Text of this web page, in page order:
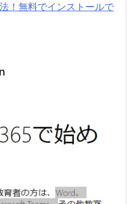
！無料でインストールで